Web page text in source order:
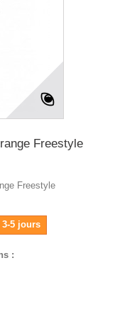
Freestyle
Freestyle
5 jours
: